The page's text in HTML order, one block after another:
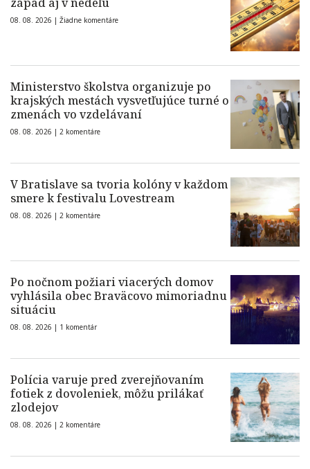
08. 08. 2026 | Žiadne komentáre
Ministerstvo školstva organizuje po
krajských mestách vysvetľujúce turné o
zmenách vo vzdelávaní
08. 08. 2026 | 2 komentáre
V Bratislave sa tvoria kolóny v každom
smere k festivalu Lovestream
08. 08. 2026 | 2 komentáre
Po nočnom požiari viacerých domov
vyhlásila obec Braväcovo mimoriadnu
situáciu
08. 08. 2026 | 1 komentár
Polícia varuje pred zverejňovaním
fotiek z dovoleniek, môžu prilákať
zlodejov
08. 08. 2026 | 2 komentáre